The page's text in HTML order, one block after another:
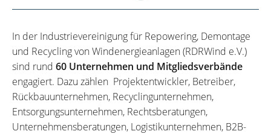
In der Industrievereinigung für Repowering, Demontage
und Recycling von Windenergieanlagen (RDRWind e.V.)
sind rund 60 Unternehmen und Mitgliedsverbände
engagiert. Dazu zählen Projektentwickler, Betreiber,
Rückbauunternehmen, Recyclingunternehmen,
Entsorgungsunternehmen, Rechtsberatungen,
Unternehmensberatungen, Logistikunternehmen, B2B-